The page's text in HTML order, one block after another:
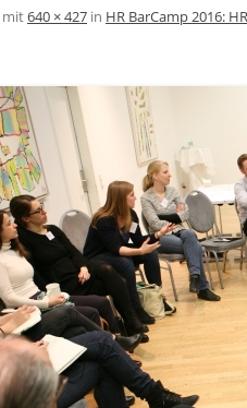
mit640 × 427 in HR BarCamp 2016: